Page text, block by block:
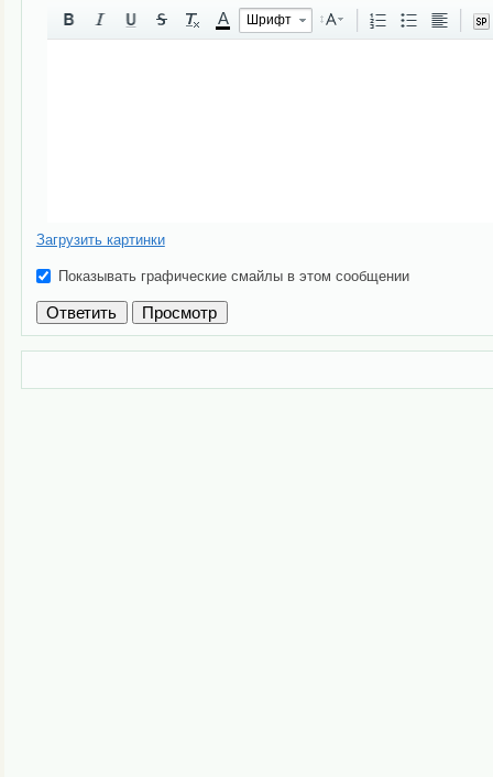
A Шрифт
Загрузить картинки
Показывать графические смайлы в этом сообщении